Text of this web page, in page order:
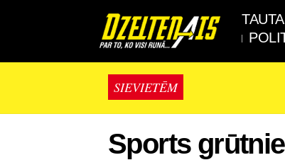
SIEVIETĒM
Sports